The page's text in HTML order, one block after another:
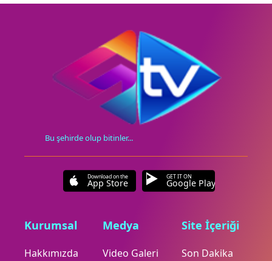
Bu şehirde olup bitinler...
Download on the
App Store
GET IT ON
Google Play
Kurumsal
Hakkımızda
Medya
Video Galeri
Site İçeriği
Son Dakika